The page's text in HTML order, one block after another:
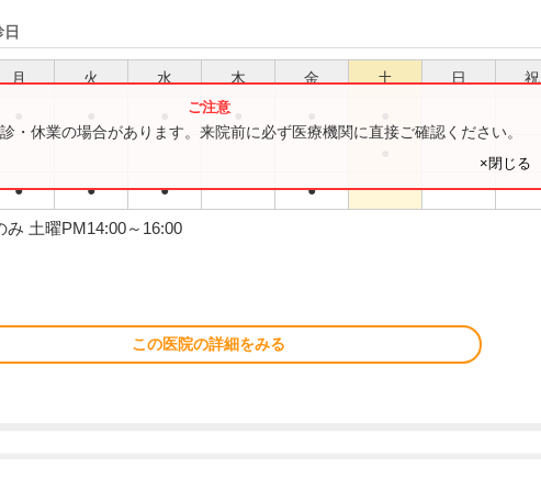
月 火 水 木 金 土 日 祝
● ● ● ●
・休業の場合があります。来院前に必ず医療機関に直接ご確認ください。
×閉じる
み 土曜PM14:00～16:00
この医院の詳細をみる